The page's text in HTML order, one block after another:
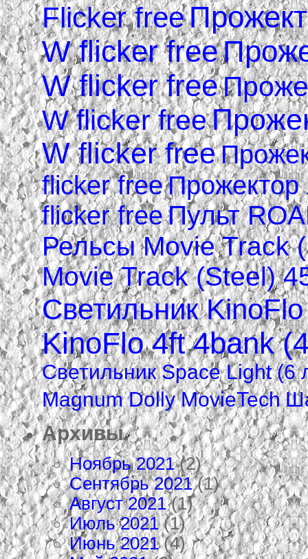
Flicker free
W flicker free
W flicker free
W flicker free
W flicker free
flicker freeПрожектор
flicker freeПульт
Рельсы Movie Track
Movie Track (Steel)
Светильник
KinoFlo 4ft 4bank
Светильник Space Light (6
Magnum Dolly MovieTech
Архивы
Ноябрь 2021(2)
Сентябрь 2021(1)
Август 2021(1)
Июль 2021(1)
Июнь 2021(4)